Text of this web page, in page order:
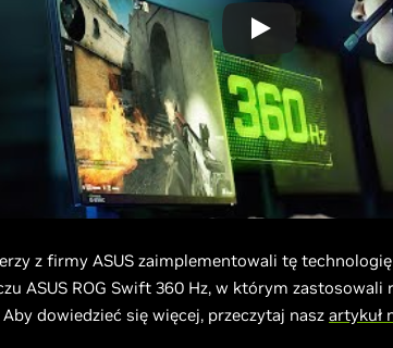
z firmy ASUS zaimplementowali tę
ASUS ROG Swift 360 Hz, w którym zastosowali
dowiedzieć się więcej, przeczytaj nasz artykuł